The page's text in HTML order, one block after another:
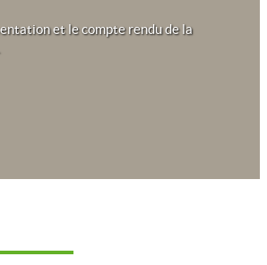
et le compte rendu de la